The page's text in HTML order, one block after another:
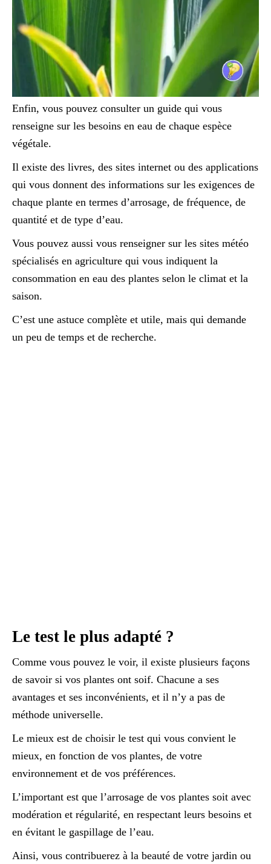
Enfin, vous pouvez consulter un guide qui vous
renseigne sur les besoins en eau de chaque espèce
végétale.
Il existe des livres, des sites internet ou des applications
qui vous donnent des informations sur les exigences de
chaque plante en termes d’arrosage, de fréquence, de
quantité et de type d’eau.
Vous pouvez aussi vous renseigner sur les sites météo
spécialisés en agriculture qui vous indiquent la
consommation en eau des plantes selon le climat et la
saison.
C’est une astuce complète et utile, mais qui demande
un peu de temps et de recherche.
Le test le plus adapté ?
Comme vous pouvez le voir, il existe plusieurs façons
de savoir si vos plantes ont soif. Chacune a ses
avantages et ses inconvénients, et il n’y a pas de
méthode universelle.
Le mieux est de choisir le test qui vous convient le
mieux, en fonction de vos plantes, de votre
environnement et de vos préférences.
L’important est que l’arrosage de vos plantes soit avec
modération et régularité, en respectant leurs besoins et
en évitant le gaspillage de l’eau.
Ainsi, vous contribuerez à la beauté de votre jardin ou